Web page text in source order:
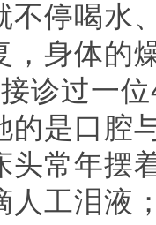
不停喝水
，身体的
诊过一
的是口腔
头常年摆
人工泪液